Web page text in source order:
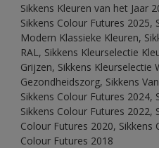
Sikkens Kleuren van het Jaar
Sikkens Colour Futures 2025,
Modern Klassieke Kleuren,
RAL, Sikkens Kleurselectie
Grijzen, Sikkens Kleurselectie
Gezondheidszorg, Sikkens
Sikkens Colour Futures 2024,
Sikkens Colour Futures 2022,
Colour Futures 2020, Sikkens
Colour Futures 2018